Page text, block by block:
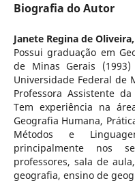
Biografia do Autor
Janete Regina de Oliveira,
Possui graduação em
de Minas Gerais
Universidade Federal de
Professora Assistente
Tem experiência na
Geografia Humana,
Métodos e
principalmente nos
professores, sala de
geografia, ensino de